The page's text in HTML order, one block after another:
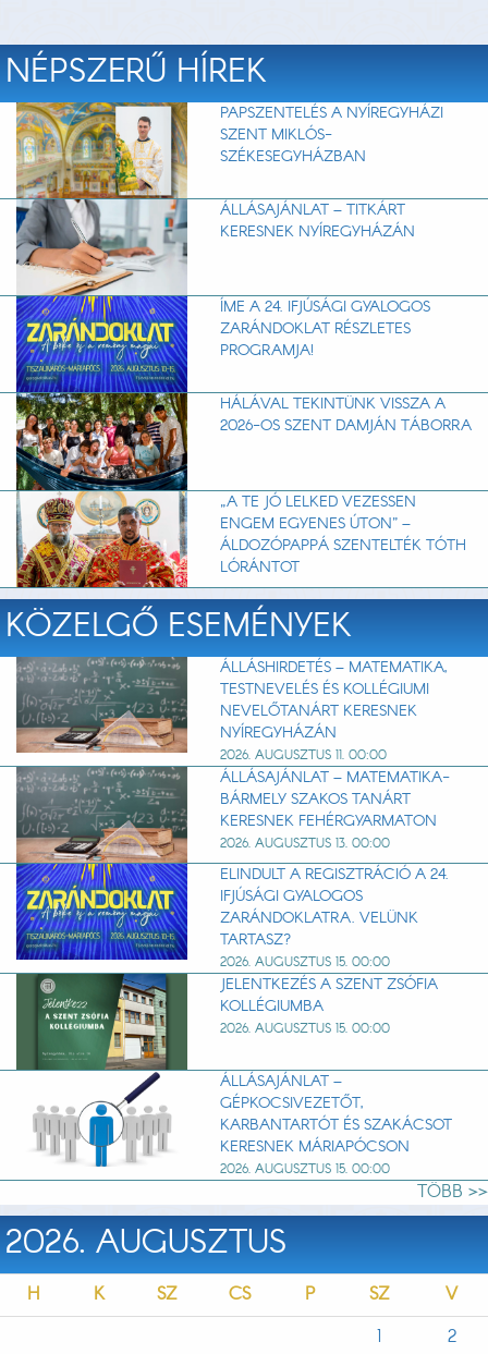
NÉPSZERŰ HÍREK
PAPSZENTELÉS A NYÍREGYHÁZI
SZENT MIKLÓS-
SZÉKESEGYHÁZBAN
ÁLLÁSAJÁNLAT – TITKÁRT
KERESNEK NYÍREGYHÁZÁN
ÍME A 24. IFJÚSÁGI GYALOGOS
ZARÁNDOKLAT RÉSZLETES
PROGRAMJA!
HÁLÁVAL TEKINTÜNK VISSZA A
2026-OS SZENT DAMJÁN TÁBORRA
„A TE JÓ LELKED VEZESSEN
ENGEM EGYENES ÚTON” –
ÁLDOZÓPAPPÁ SZENTELTÉK TÓTH
LÓRÁNTOT
KÖZELGŐ ESEMÉNYEK
ÁLLÁSHIRDETÉS – MATEMATIKA,
TESTNEVELÉS ÉS KOLLÉGIUMI
NEVELŐTANÁRT KERESNEK
NYÍREGYHÁZÁN
2026. AUGUSZTUS 11. 00:00
ÁLLÁSAJÁNLAT – MATEMATIKA-
BÁRMELY SZAKOS TANÁRT
KERESNEK FEHÉRGYARMATON
2026. AUGUSZTUS 13. 00:00
ELINDULT A REGISZTRÁCIÓ A 24.
IFJÚSÁGI GYALOGOS
ZARÁNDOKLATRA. VELÜNK
TARTASZ?
2026. AUGUSZTUS 15. 00:00
JELENTKEZÉS A SZENT ZSÓFIA
KOLLÉGIUMBA
2026. AUGUSZTUS 15. 00:00
ÁLLÁSAJÁNLAT –
GÉPKOCSIVEZETŐT,
KARBANTARTÓT ÉS SZAKÁCSOT
KERESNEK MÁRIAPÓCSON
2026. AUGUSZTUS 15. 00:00
TÖBB >>
2026. AUGUSZTUS
H K SZ CS P SZ
V
1
2